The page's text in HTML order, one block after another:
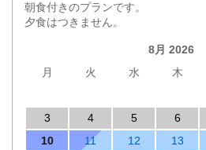
朝食付きのプランです。
夕食はつきません。
8月 2026
月
火 水 木
3
4 5 6
10
11 12 13